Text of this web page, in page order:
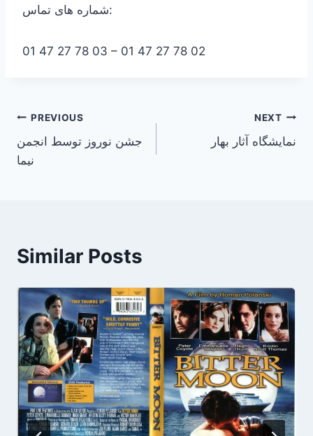
شماره های تماس:
01 47 27 78 03 – 01 47 27 78 02
Post
navigation
PREVIOUS
جشن نوروز توسط انجمن
نیما
NEXT
نمایشگاه آثار بهار
Similar Posts